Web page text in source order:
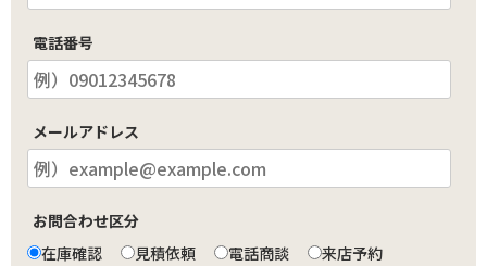
電話番号
メールアドレス
お問合わせ区分
在庫確認
見積依頼 電話商談
来店予約